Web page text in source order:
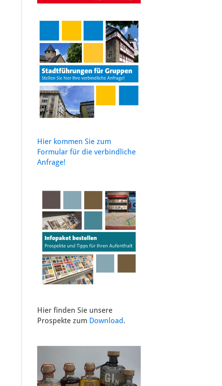
Hier kommen Sie zum
Formular für die verbindliche
Anfrage!
Hier finden Sie unsere
Prospekte zum Download.